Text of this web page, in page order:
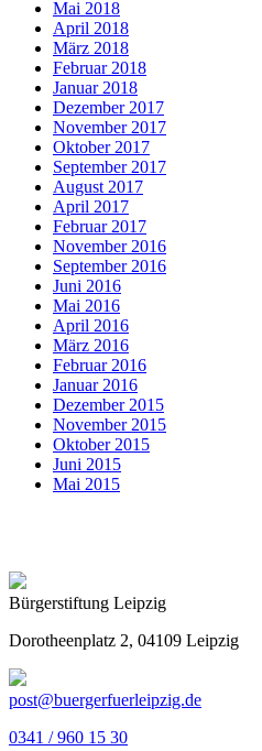
Mai 2018
April 2018
März 2018
Februar 2018
Januar 2018
Dezember 2017
November 2017
Oktober 2017
September 2017
August 2017
April 2017
Februar 2017
November 2016
September 2016
Juni 2016
Mai 2016
April 2016
März 2016
Februar 2016
Januar 2016
Dezember 2015
November 2015
Oktober 2015
Juni 2015
Mai 2015
Bürgerstiftung Leipzig
Dorotheenplatz 2, 04109 Leipzig
post@buergerfuerleipzig.de
0341 / 960 15 30